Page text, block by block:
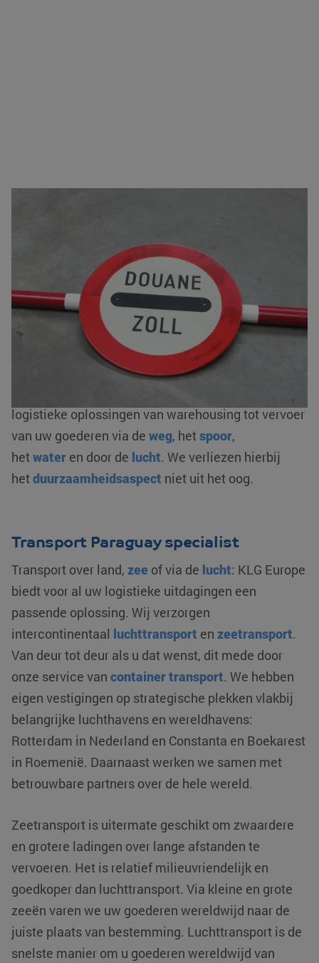
U kunt bij ons terecht voor vrijwel alle type
goederen. Naast het verzorgen van het transport,
regelen we ook het logistieke gedeelte. Zoals onder
andere decomplete douaneafhandeling : in- en
uitklaringen, bonded warehousing en/ of fiscale
vertegenwoordiging. Als AEO-gecertificeerde
logistieke dienstverlener zorgen wij voor een
logistieke oplossingen van warehousing tot vervoer
van uw goederen via de weg, hetspoor,
hetwater en door de lucht. We verliezen hierbij
hetduurzaamheidsaspect niet uit het oog.
Transport Paraguay specialist
Transport over land, zee of via de lucht: KLG Europe
biedt voor al uw logistieke uitdagingen een
passende oplossing. Wij verzorgen
intercontinentaal luchttransport en zeetransport.
Van deur tot deur als u dat wenst, dit mede door
onze service van container transport. We hebben
eigen vestigingen op strategische plekken vlakbij
belangrijke luchthavens en wereldhavens:
Rotterdam in Nederland en Constanta en Boekarest
in Roemenië. Daarnaast werken we samen met
betrouwbare partners over de hele wereld.
Zeetransport is uitermate geschikt om zwaardere
en grotere ladingen over lange afstanden te
vervoeren. Het is relatief milieuvriendelijk en
goedkoper dan luchttransport. Via kleine en grote
zeeën varen we uw goederen wereldwijd naar de
juiste plaats van bestemming. Luchttransport is de
snelste manier om u goederen wereldwijd van